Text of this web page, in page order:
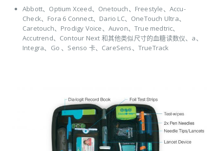
Abbott、Optium Xceed、Onetouch、Freestyle、Accu-
Check、Fora 6 Connect、Dario LC、OneTouch Ultra、
Caretouch、Prodigy Voice、Auvon、True medtric、
Accutrend、Contour Next 和其他类似尺寸的血糖读数仪、a、
Integra、Go 、Senso 卡、CareSens、TrueTrack